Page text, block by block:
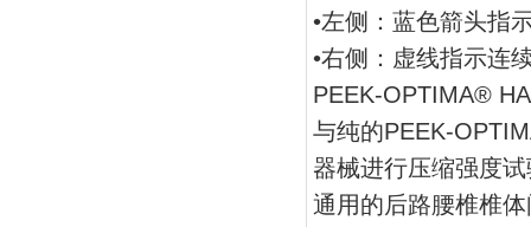
•左侧：蓝色箭头指
•右侧：虚线指示连
PEEK-OPTIMA®
与纯的PEEK-
器械进行压缩强度
通用的后路腰椎椎